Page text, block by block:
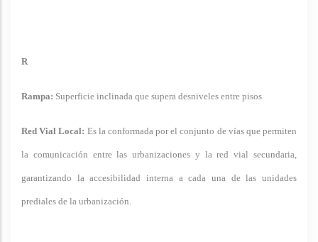
R
Rampa: Superficie inclinada que supera desniveles entre pisos
Red Vial Local: Es la conformada por el conjunto de vías que permiten
la comunicación entre las urbanizaciones y la red vial secundaria,
garantizando la accesibilidad interna a cada una de las unidades
prediales de la urbanización.